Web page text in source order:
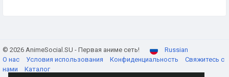
© 2026 AnimeSocial.SU - Первая аниме сеть!
Russian
О нас
Условия использования Конфиденциальность
Свяжитесь с
нами
Каталог